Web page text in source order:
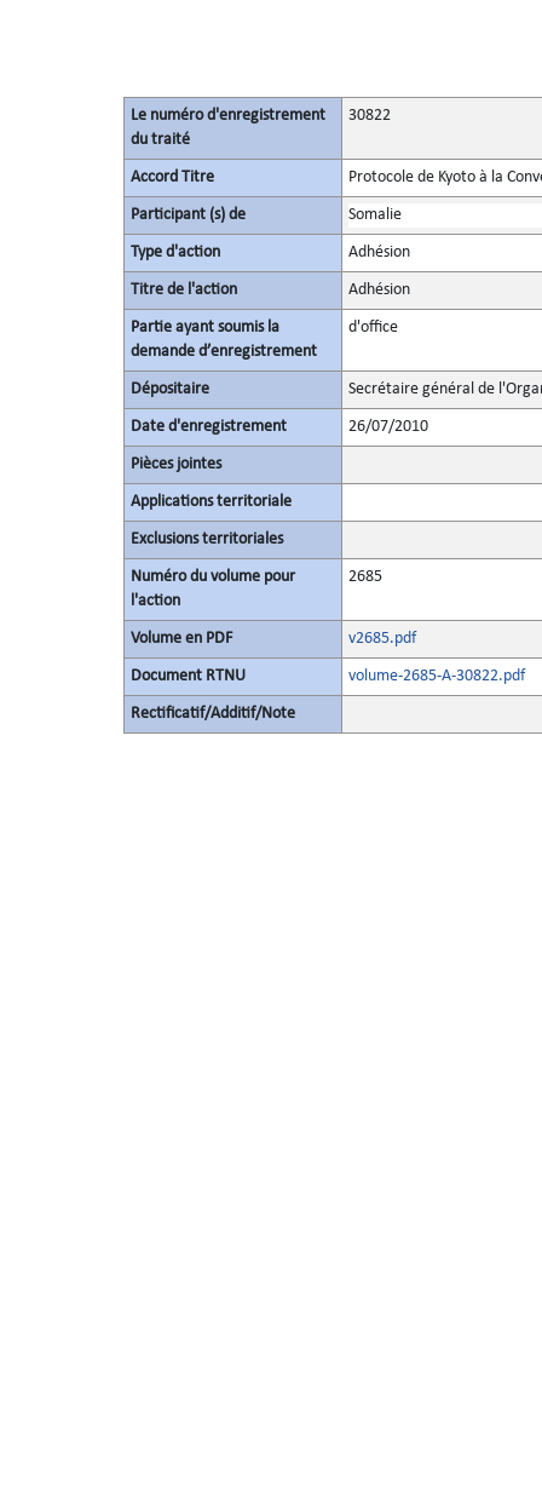
Le numéro d'enregistrement
du traité
30822
Accord Titre Protocole de Kyoto à la
Participant (s) de Somalie
Type d'action Adhésion
Titre de l'action Adhésion
Partie ayant soumis la
demande d’enregistrement
d'office
Dépositaire Secrétaire général de
Date d'enregistrement 26/07/2010
Pièces jointes
Applications territoriale
Exclusions territoriales
Numéro du volume pour
l'action
2685
Volume en PDF v2685.pdf
Document RTNU volume-2685-A-30822.pdf
Rectificatif/Additif/Note